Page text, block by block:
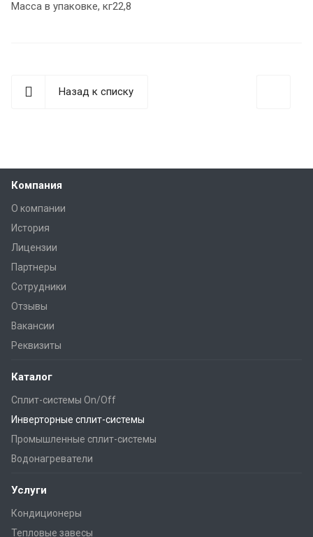
Масса в упаковке, кг22,8
Назад к списку
Компания
О компании
История
Лицензии
Партнеры
Сотрудники
Отзывы
Вакансии
Реквизиты
Каталог
Сплит-системы On/Off
Инверторные сплит-системы
Промышленные сплит-системы
Водонагреватели
Услуги
Кондиционеры
Тепловые завесы